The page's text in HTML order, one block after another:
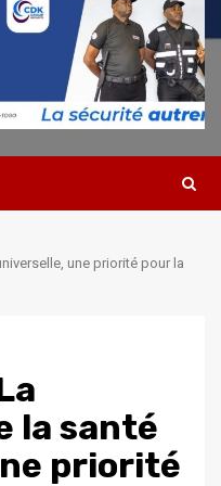
une priorité pour la
la santé
priorité